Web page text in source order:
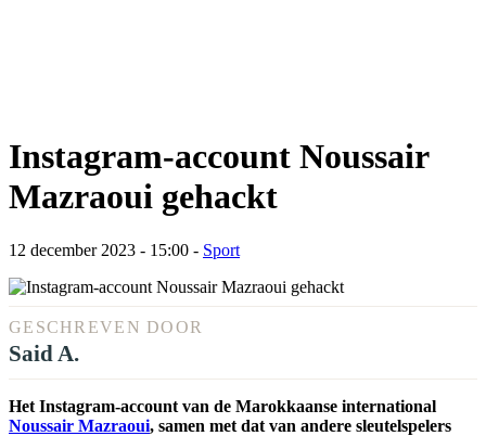
Instagram-account Noussair
Mazraoui gehackt
12 december 2023 - 15:00 - Sport
GESCHREVEN DOOR
Said A.
Het Instagram-account van de Marokkaanse international
Noussair Mazraoui, samen met dat van andere sleutelspelers